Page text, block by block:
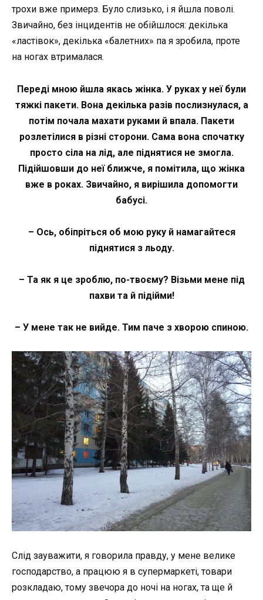
трохи вже примерз. Було слизько, і я йшла поволі.
Звичайно, без інцидентів не обійшлося: декілька
«ластівок», декілька «балетних» па я зробила, проте
на ногах втрималася.
Переді мною йшла якась жінка. У руках у неї були
тяжкі пакети. Вона декілька разів послизнулася, а
потім почала махати руками й впала. Пакети
розлетілися в різні сторони. Сама вона спочатку
просто сіла на лід, але піднятися не змогла.
Підійшовши до неї ближче, я помітила, що жінка
вже в роках. Звичайно, я вирішила допомогти
бабусі.
– Ось, обіпріться об мою руку й намагайтеся
піднятися з льоду.
– Та як я це зроблю, по-твоєму? Візьми мене під
пахви та й підійми!
– У мене так не вийде. Тим паче з хворою спиною.
Слід зауважити, я говорила правду, у мене велике
господарство, а працюю я в супермаркеті, товари
розкладаю, тому звечора до ночі на ногах, та ще й